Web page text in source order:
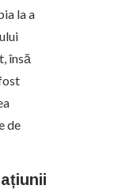
la a
însă
de